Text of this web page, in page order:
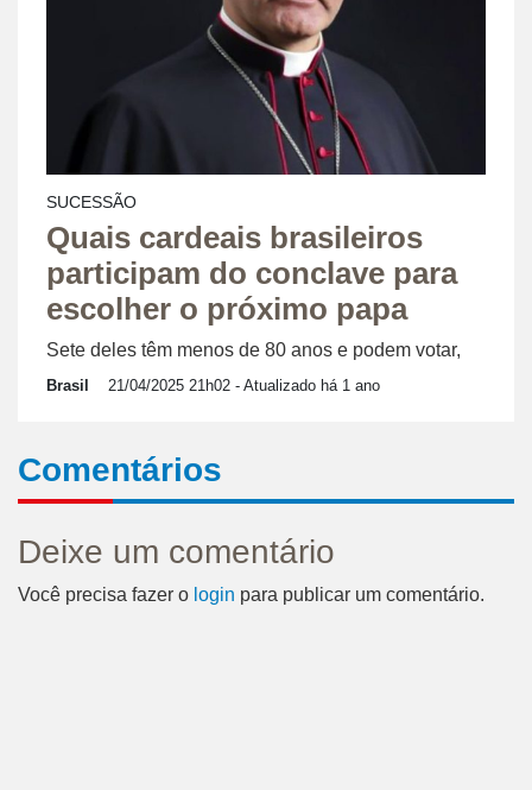
SUCESSÃO
Quais cardeais brasileiros
participam do conclave para
escolher o próximo papa
Sete deles têm menos de 80 anos e podem votar,
Brasil 21/04/2025 21h02 - Atualizado há 1 ano
Comentários
Deixe um comentário
Você precisa fazer o login para publicar um comentário.